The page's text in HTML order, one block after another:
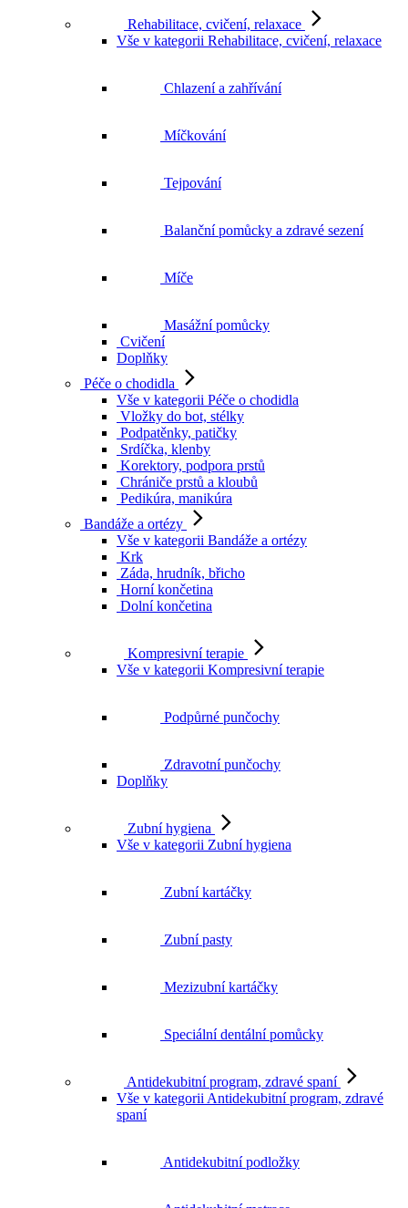
Rehabilitace, cvičení, relaxace
Vše v kategorii Rehabilitace, cvičení, relaxace
Chlazení a zahřívání
Míčkování
Tejpování
Balanční pomůcky a zdravé sezení
Míče
Masážní pomůcky
Cvičení
Doplňky
Péče o chodidla
Vše v kategorii Péče o chodidla
Vložky do bot, stélky
Podpatěnky, patičky
Srdíčka, klenby
Korektory, podpora prstů
Chrániče prstů a kloubů
Pedikúra, manikúra
Bandáže a ortézy
Vše v kategorii Bandáže a ortézy
Krk
Záda, hrudník, břicho
Horní končetina
Dolní končetina
Vše v kategorii Kompresivní terapie
Doplňky
Vše v kategorii Zubní hygiena
Vše v kategorii Antidekubitní program, zdravé
spaní